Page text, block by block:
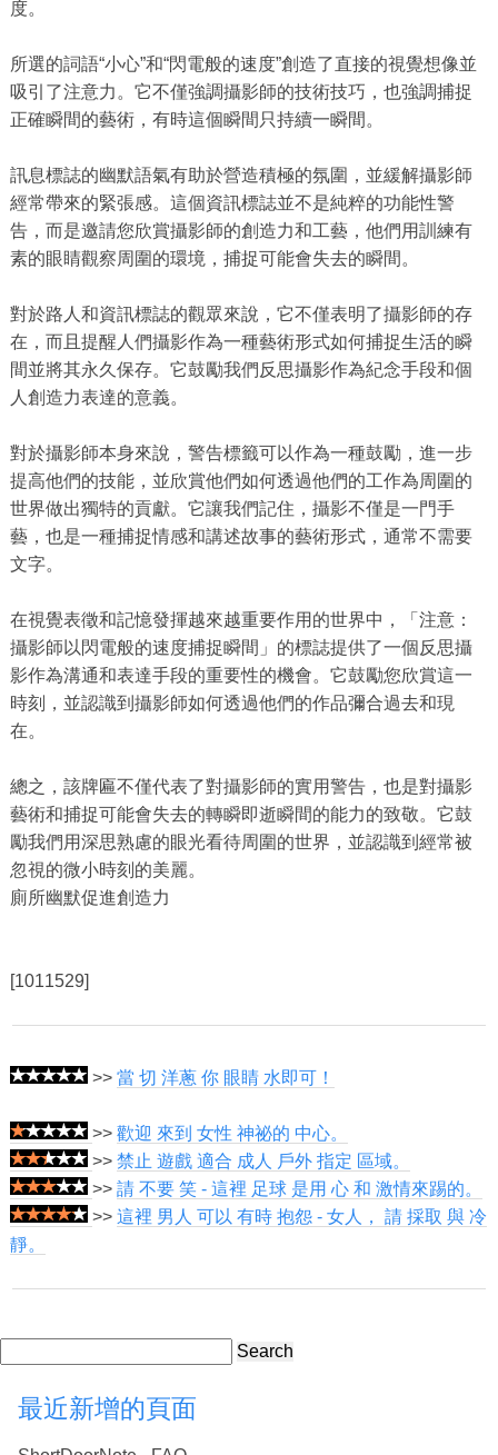
度。
所選的詞語“小心”和“閃電般的速度”創造了直接的視覺想像並
吸引了注意力。它不僅強調攝影師的技術技巧，也強調捕捉
正確瞬間的藝術，有時這個瞬間只持續一瞬間。
訊息標誌的幽默語氣有助於營造積極的氛圍，並緩解攝影師
經常帶來的緊張感。這個資訊標誌並不是純粹的功能性警
告，而是邀請您欣賞攝影師的創造力和工藝，他們用訓練有
素的眼睛觀察周圍的環境，捕捉可能會失去的瞬間。
對於路人和資訊標誌的觀眾來說，它不僅表明了攝影師的存
在，而且提醒人們攝影作為一種藝術形式如何捕捉生活的瞬
間並將其永久保存。它鼓勵我們反思攝影作為紀念手段和個
人創造力表達的意義。
對於攝影師本身來說，警告標籤可以作為一種鼓勵，進一步
提高他們的技能，並欣賞他們如何透過他們的工作為周圍的
世界做出獨特的貢獻。它讓我們記住，攝影不僅是一門手
藝，也是一種捕捉情感和講述故事的藝術形式，通常不需要
文字。
在視覺表徵和記憶發揮越來越重要作用的世界中，「注意：
攝影師以閃電般的速度捕捉瞬間」的標誌提供了一個反思攝
影作為溝通和表達手段的重要性的機會。它鼓勵您欣賞這一
時刻，並認識到攝影師如何透過他們的作品彌合過去和現
在。
總之，該牌匾不僅代表了對攝影師的實用警告，也是對攝影
藝術和捕捉可能會失去的轉瞬即逝瞬間的能力的致敬。它鼓
勵我們用深思熟慮的眼光看待周圍的世界，並認識到經常被
忽視的微小時刻的美麗。
廁所幽默促進創造力
[1011529]
>> 當 切 洋蔥 你 眼睛 水即可！
>> 歡迎 來到 女性 神祕的 中心。
>> 禁止 遊戲 適合 成人 戶外 指定 區域。
>> 請 不要 笑 - 這裡 足球 是用 心 和 激情來踢的。
>> 這裡 男人 可以 有時 抱怨 - 女人， 請 採取 與 冷
靜。
Search
最近新增的頁面